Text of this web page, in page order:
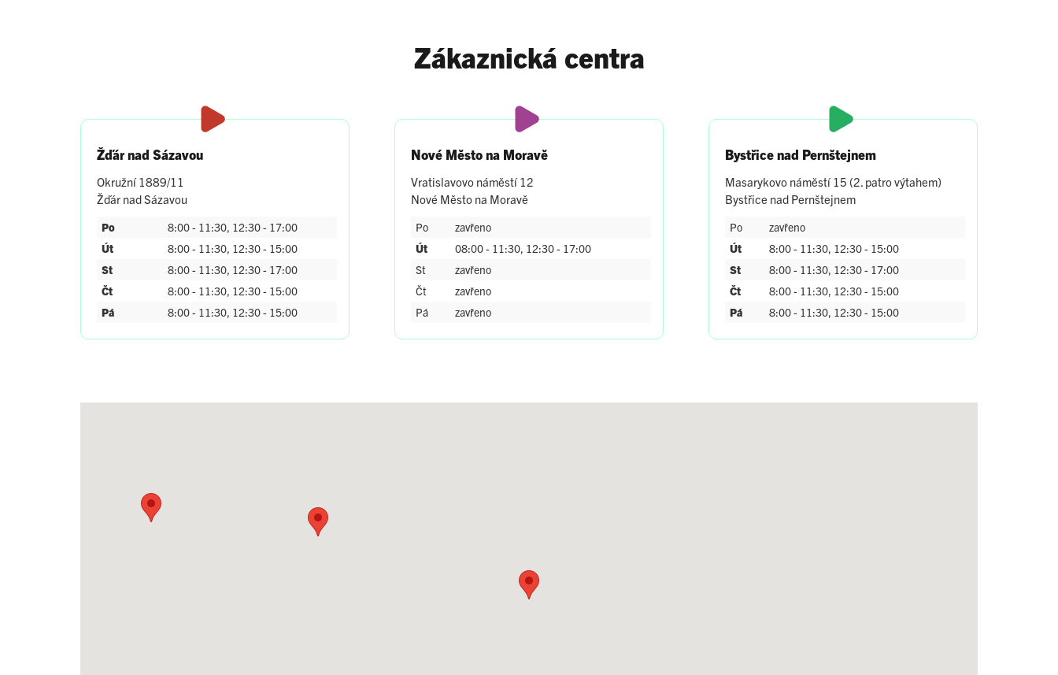
Zákaznická centra
Žďár nad Sázavou
Okružní 1889/11
Žďár nad Sázavou
Po
8:00 - 11:30, 12:30 - 17:00
Út
8:00 - 11:30, 12:30 - 15:00
St
8:00 - 11:30, 12:30 - 17:00
Čt
8:00 - 11:30, 12:30 - 15:00
Pá
8:00 - 11:30, 12:30 - 15:00
Nové Město na Moravě
Vratislavovo náměstí 12
Nové Město na Moravě
Po
zavřeno
Út
08:00 - 11:30, 12:30 - 17:00
St
zavřeno
Čt
zavřeno
Pá
zavřeno
Bystřice nad Pernštejnem
Masarykovo náměstí 15 (2. patro výtahem)
Bystřice nad Pernštejnem
Po
zavřeno
Út
8:00 - 11:30, 12:30 - 15:00
St
8:00 - 11:30, 12:30 - 17:00
Čt
8:00 - 11:30, 12:30 - 15:00
Pá
8:00 - 11:30, 12:30 - 15:00